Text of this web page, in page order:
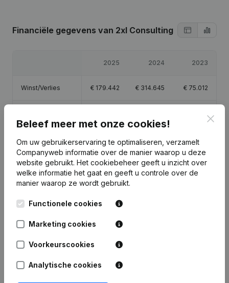
Financiële gegevens van 2xl Consulting
2025 2024 2023
Winst/Verlies € 179.442 € 314.645 € 75.012
Brutomarge 249.914 €425.354 108.130
Publicaties van 2xl Consulting
Datum Publicatie
Beleef meer met onze cookies!
Om uw gebruikerservaring te optimaliseren, verzamelt
Companyweb informatie over de manier waarop u deze
website gebruikt. Het cookiebeheer geeft u inzicht over
welke informatie het gaat en geeft u controle over de
manier waarop ze wordt gebruikt.
Functionele cookies
Marketing cookies
Voorkeurscookies
Analytische cookies